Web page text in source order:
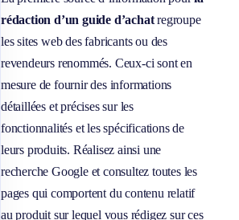
rédaction d’un guide d’achatregroupe
les sites web des fabricants ou des
revendeurs renommés. Ceux-ci sont en
mesure de fournir des informations
détaillées et précises sur les
fonctionnalités et les spécifications de
leurs produits. Réalisez ainsi une
recherche Google et consultez toutes les
pages qui comportent du contenu relatif
au produit sur lequel vous rédigez sur ces